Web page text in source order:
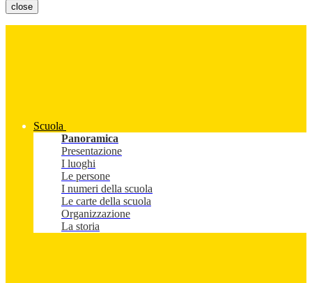
close
Scuola
Panoramica
Presentazione
I luoghi
Le persone
I numeri della scuola
Le carte della scuola
Organizzazione
La storia